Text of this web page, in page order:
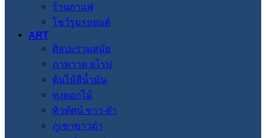
ร้านกาแฟ
โชว์รูมรถยนต์
ART
ศิลปะร่วมสมัย
ภาพวาด ยุโรป
ต้นไม้สีน้ำมัน
ทุ่งดอกไม้
ทิวทัศน์ ขาว-ดำ
ภูเขาขาวดำ